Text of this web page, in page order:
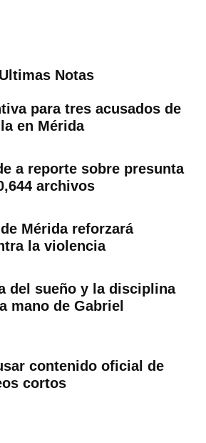
Ultimas Notas
para tres acusados de
en Mérida
a reporte sobre presunta
archivos
Mérida reforzará
la violencia
del sueño y la disciplina
mano de Gabriel
contenido oficial de
cortos